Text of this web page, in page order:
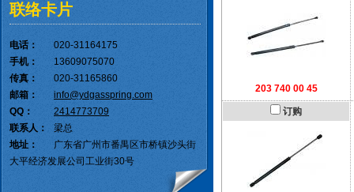
203 740 00 45
订购
联络卡片
电话：
020-31164175
手机：
13609075070
传真：
020-31165860
邮箱：
info@ydgasspring.com
QQ：
2414773709
联系人：
梁总
地址：
广东省广州市番禺区市桥镇沙头街
大平经济发展公司工业街30号